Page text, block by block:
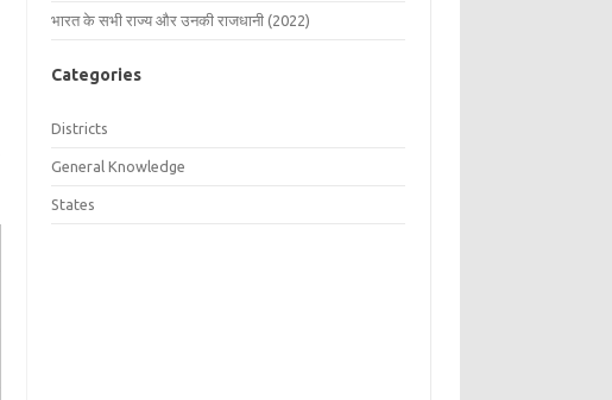
भारत के सभी राज्य और उनकी राजधानी (2022)
Categories
Districts
General Knowledge
States